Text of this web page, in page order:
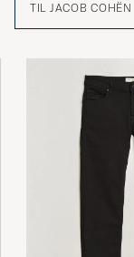
TIL JACOB COHËN